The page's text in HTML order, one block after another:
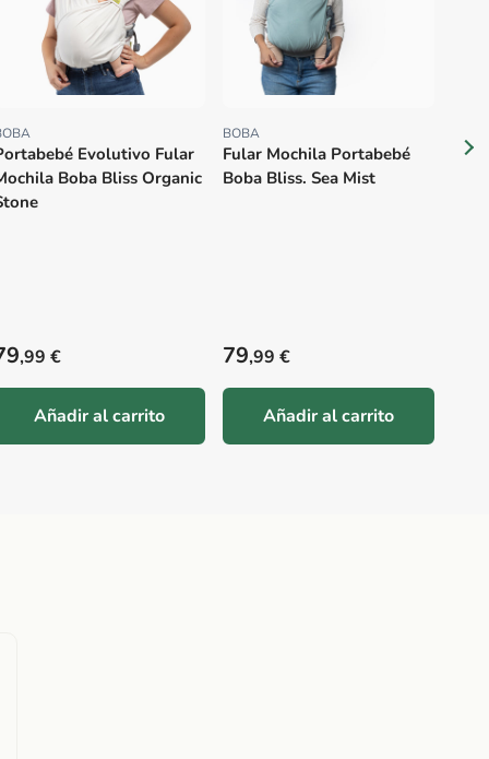
Evolutivo Fular
Boba Bliss Organic
habitual
,99 €
Añadir al carrito
Proveedor:
BOBA
Fular Mochila Portabebé
Boba Bliss. Sea Mist
Precio habitual
79,99 €
Añadir al carrito